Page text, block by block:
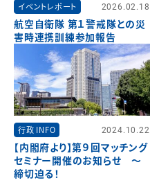
イベントレポート 2026.02.18
航空自衛隊 第１警戒隊との災
害時連携訓練参加報告
行政 INFO 2024.10.22
【内閣府より】第９回マッチング
セミナー開催のお知らせ ～
締切迫る！